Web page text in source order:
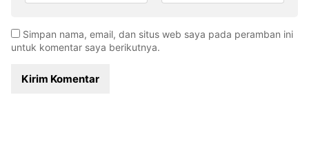
Simpan nama, email, dan situs web saya pada peramban ini
untuk komentar saya berikutnya.